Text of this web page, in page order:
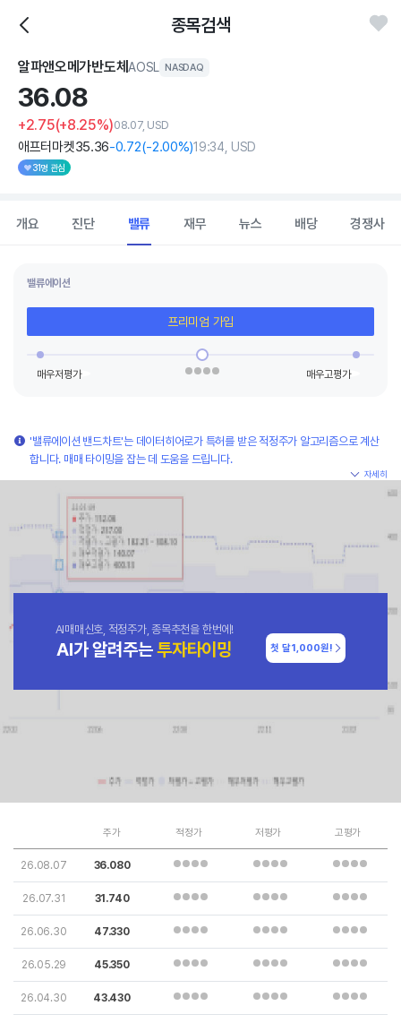
종목검색
알파앤오메가반도체AOSL NASDAQ
36.08
+2.75(+8.25%)08.07, USD
애프터마켓35.36-0.72(-2.00%)19:34, USD
31명 관심
개요 진단 밸류 재무 뉴스 배당 경쟁사
밸류에이션
프리미엄 가입
'밸류에이션 밴드차트'는 데이터히어로가 특허를 받은 적정주가 알고리즘으로 계산
합니다. 매매 타이밍을 잡는 데 도움을 드립니다.
자세히
AI매매신호, 적정주가, 종목추천을 한번에!
AI가 알려주는투자타이밍 첫 달1,000원!
주가 적정가 저평가 고평가
26.08.07 36.080
26.07.31 31.740
26.06.30 47.330
26.05.29 45.350
26.04.30 43.430